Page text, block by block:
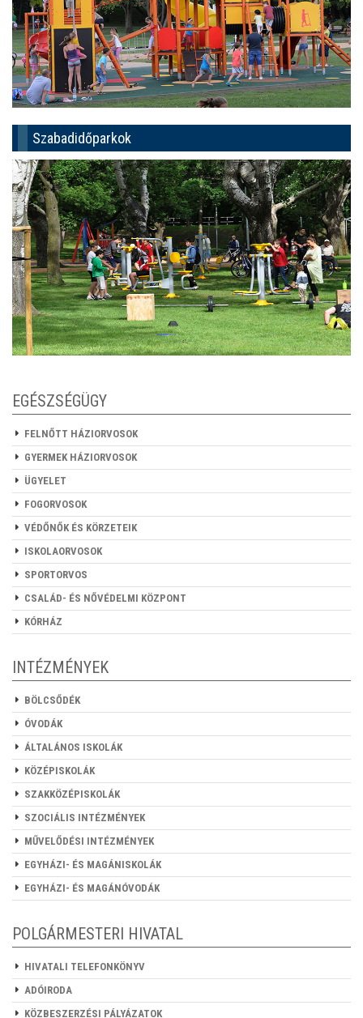
Szabadidőparkok
EGÉSZSÉGÜGY
FELNŐTT HÁZIORVOSOK
GYERMEK HÁZIORVOSOK
ÜGYELET
FOGORVOSOK
VÉDŐNŐK ÉS KÖRZETEIK
ISKOLAORVOSOK
SPORTORVOS
CSALÁD- ÉS NŐVÉDELMI KÖZPONT
KÓRHÁZ
INTÉZMÉNYEK
BÖLCSŐDÉK
ÓVODÁK
ÁLTALÁNOS ISKOLÁK
KÖZÉPISKOLÁK
SZAKKÖZÉPISKOLÁK
SZOCIÁLIS INTÉZMÉNYEK
MŰVELŐDÉSI INTÉZMÉNYEK
EGYHÁZI- ÉS MAGÁNISKOLÁK
EGYHÁZI- ÉS MAGÁNÓVODÁK
POLGÁRMESTERI HIVATAL
HIVATALI TELEFONKÖNYV
ADÓIRODA
KÖZBESZERZÉSI PÁLYÁZATOK